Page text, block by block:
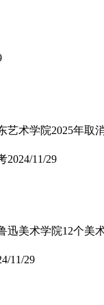
2024/11/29
11/29